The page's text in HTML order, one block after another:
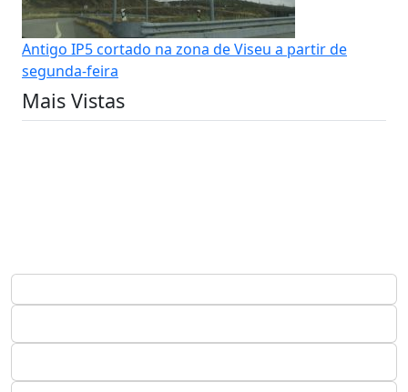
Antigo IP5 cortado na zona de Viseu a partir de
segunda-feira
Mais Vistas